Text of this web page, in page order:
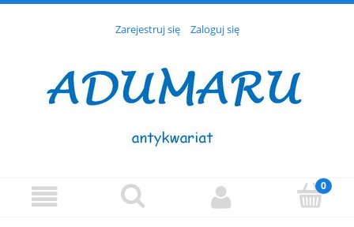
Zarejestruj się Zaloguj się